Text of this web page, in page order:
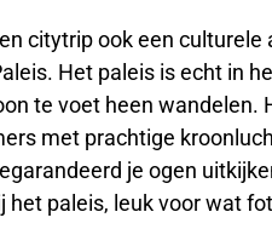
citytrip ook een
Het paleis is echt in
te voet heen wandelen.
met prachtige
je ogen
paleis, leuk voor wat